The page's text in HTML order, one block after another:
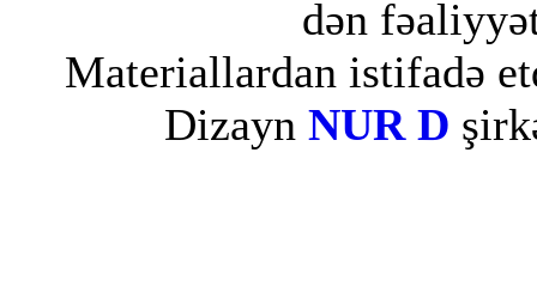
dən
Materiallardan istifadə
Dizayn NUR D